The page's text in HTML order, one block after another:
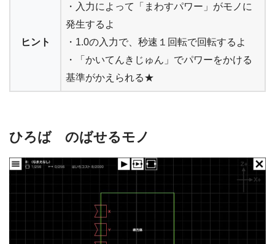
ヒント
・入力によって「まわすパワー」がモノに
発生するよ
・1.0の入力で、秒速１回転で回転するよ
・「かいてんきじゅん」でパワーをかける
基準がかえられる★
ひろば のばせるモノ